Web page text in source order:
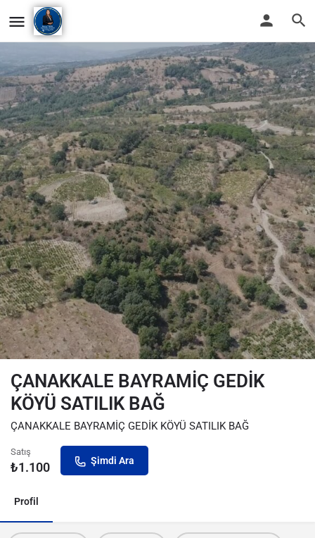
ÇANAKKALE BAYRAMİÇ GEDİK
KÖYÜ SATILIK BAĞ
ÇANAKKALE BAYRAMİÇ GEDİK KÖYÜ SATILIK BAĞ
Satış
₺1.100 Şimdi Ara
Profil